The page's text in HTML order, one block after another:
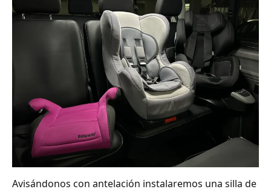
Avisándonos con antelación instalaremos una silla de